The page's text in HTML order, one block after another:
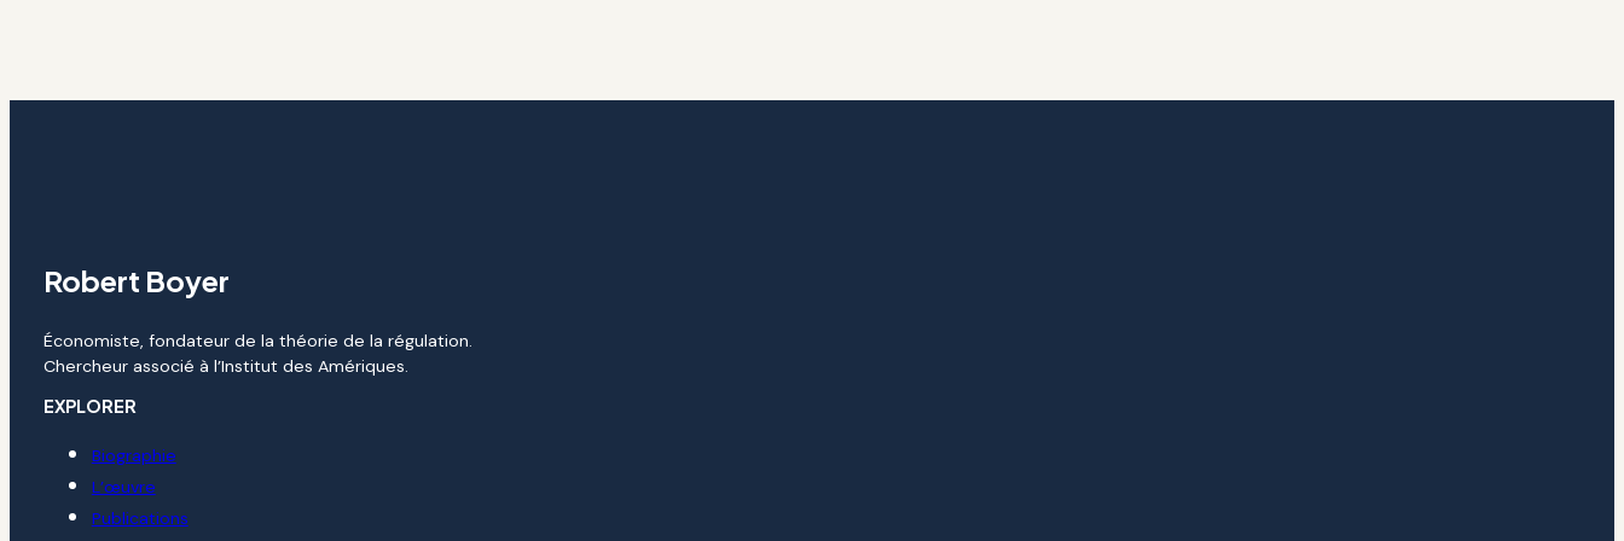
Robert Boyer
Économiste, fondateur de la théorie de la régulation.
Chercheur associé à l’Institut des Amériques.
EXPLORER
Biographie
L’œuvre
Publications